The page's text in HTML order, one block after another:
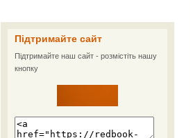
Підтримайте сайт
Підтримайте наш сайт - розмістіть нашу
кнопку